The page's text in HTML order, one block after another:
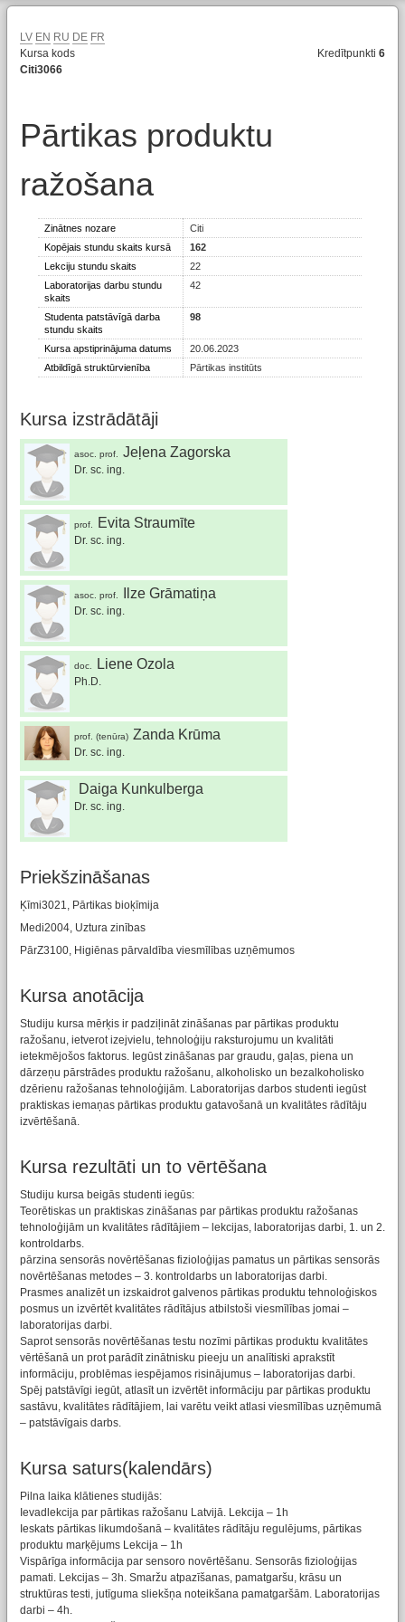
LV EN RU DE FR
Kursa kods
Citi3066
Kredītpunkti6
Pārtikas produktu
ražošana
Zinātnes nozare
Citi
Kopējais stundu skaits kursā
162
Lekciju stundu skaits
22
Laboratorijas darbu stundu
skaits
42
Studenta patstāvīgā darba
stundu skaits
98
Kursa apstiprinājuma datums
20.06.2023
Atbildīgā struktūrvienība
Pārtikas institūts
Kursa izstrādātāji
asoc. prof. Jeļena Zagorska
Dr. sc. ing.
prof. Evita Straumīte
Dr. sc. ing.
asoc. prof. Ilze Grāmatiņa
Dr. sc. ing.
doc. Liene Ozola
Ph.D.
prof. (tenūra) Zanda Krūma
Dr. sc. ing.
Daiga Kunkulberga
Dr. sc. ing.
Priekšzināšanas
Ķīmi3021, Pārtikas bioķīmija
Medi2004, Uztura zinības
PārZ3100, Higiēnas pārvaldība viesmīlības uzņēmumos
Kursa anotācija
Studiju kursa mērķis ir padziļināt zināšanas par pārtikas produktu
ražošanu, ietverot izejvielu, tehnoloģiju raksturojumu un kvalitāti
ietekmējošos faktorus. Iegūst zināšanas par graudu, gaļas, piena un
dārzeņu pārstrādes produktu ražošanu, alkoholisko un bezalkoholisko
dzērienu ražošanas tehnoloģijām. Laboratorijas darbos studenti iegūst
praktiskas iemaņas pārtikas produktu gatavošanā un kvalitātes rādītāju
izvērtēšanā.
Kursa rezultāti un to vērtēšana
Studiju kursa beigās studenti iegūs:
Teorētiskas un praktiskas zināšanas par pārtikas produktu ražošanas
tehnoloģijām un kvalitātes rādītājiem – lekcijas, laboratorijas darbi, 1. un 2.
kontroldarbs.
pārzina sensorās novērtēšanas fizioloģijas pamatus un pārtikas sensorās
novērtēšanas metodes – 3. kontroldarbs un laboratorijas darbi.
Prasmes analizēt un izskaidrot galvenos pārtikas produktu tehnoloģiskos
posmus un izvērtēt kvalitātes rādītājus atbilstoši viesmīlības jomai –
laboratorijas darbi.
Saprot sensorās novērtēšanas testu nozīmi pārtikas produktu kvalitātes
vērtēšanā un prot parādīt zinātnisku pieeju un analītiski aprakstīt
informāciju, problēmas iespējamos risinājumus – laboratorijas darbi.
Spēj patstāvīgi iegūt, atlasīt un izvērtēt informāciju par pārtikas produktu
sastāvu, kvalitātes rādītājiem, lai varētu veikt atlasi viesmīlības uzņēmumā
– patstāvīgais darbs.
Kursa saturs(kalendārs)
Pilna laika klātienes studijās:
Ievadlekcija par pārtikas ražošanu Latvijā. Lekcija – 1h
Ieskats pārtikas likumdošanā – kvalitātes rādītāju regulējums, pārtikas
produktu marķējums Lekcija – 1h
Vispārīga informācija par sensoro novērtēšanu. Sensorās fizioloģijas
pamati. Lekcijas – 3h. Smaržu atpazīšanas, pamatgaršu, krāsu un
struktūras testi, jutīguma sliekšņa noteikšana pamatgaršām. Laboratorijas
darbi – 4h.